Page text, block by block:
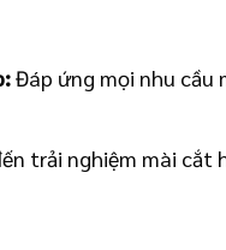
Đáp ứng mọi nhu cầu
trải nghiệm mài cắt